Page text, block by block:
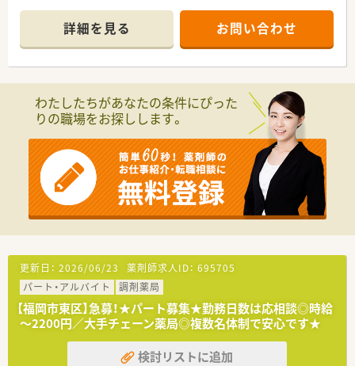
■AI調剤ロボットを積極的に導入することで調剤業務の効率化
を図り、薬剤師が患者様一人ひとりと向き合う時間を創出してい
ます。
■代表自身が現役の薬剤師であるため現場の苦労や状況を深く
詳細を見る お問い合わせ
わたしたちがあなたの条件にぴった
りの職場をお探しします。
更新日： 2026/06/23 薬剤師求人ID： 695705
パート・アルバイト
調剤薬局
【福岡市東区】急募！★パート募集★勤務日数は応相談◎時給
～2200円／大手チェーン薬局◎複数名体制で安心です★
検討リストに追加